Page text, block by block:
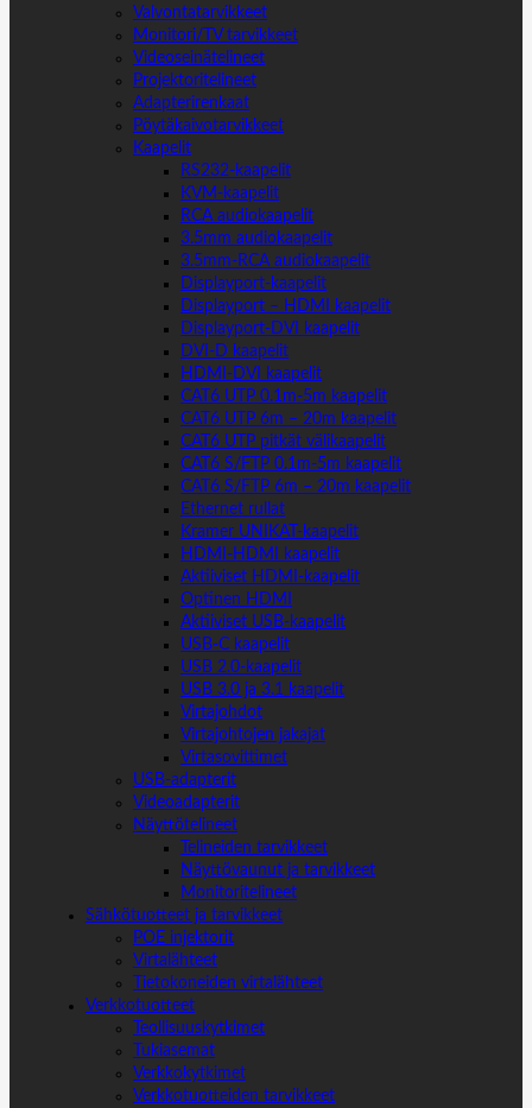
Valvontatarvikkeet
Monitori/TV tarvikkeet
Videoseinätelineet
Projektoritelineet
Adapterirenkaat
Pöytäkaivotarvikkeet
Kaapelit
RS232-kaapelit
KVM-kaapelit
RCA audiokaapelit
3.5mm audiokaapelit
3.5mm-RCA audiokaapelit
Displayport-kaapelit
Displayport – HDMI kaapelit
Displayport-DVI kaapelit
DVI-D kaapelit
HDMI-DVI kaapelit
CAT6 UTP 0.1m-5m kaapelit
CAT6 UTP 6m – 20m kaapelit
CAT6 UTP pitkät välikaapelit
CAT6 S/FTP 0.1m-5m kaapelit
CAT6 S/FTP 6m – 20m kaapelit
Ethernet rullat
Kramer UNIKAT-kaapelit
HDMI-HDMI kaapelit
Aktiiviset HDMI-kaapelit
Optinen HDMI
Aktiiviset USB-kaapelit
USB-C kaapelit
USB 2.0-kaapelit
USB 3.0 ja 3.1 kaapelit
Virtajohdot
Virtajohtojen jakajat
Virtasovittimet
USB-adapterit
Videoadapterit
Näyttötelineet
Telineiden tarvikkeet
Näyttövaunut ja tarvikkeet
Monitoritelineet
Sähkötuotteet ja tarvikkeet
POE injektorit
Virtalähteet
Tietokoneiden virtalähteet
Verkkotuotteet
Teollisuuskytkimet
Tukiasemat
Verkkokytkimet
Verkkotuotteiden tarvikkeet